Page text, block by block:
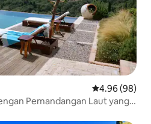
Penarafan
4.96 (98)
Pemandangan Laut yang